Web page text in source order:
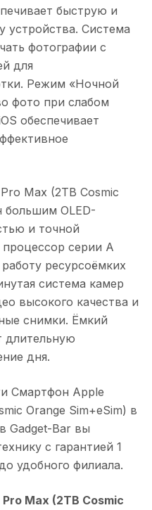
быструю и
устройства. Система
фотографии с
для
Режим «Ночной
фото при слабом
обеспечивает
Max (2TB Cosmic
большим OLED-
и точной
серии A
ресурсоёмких
система камер
высокого качества и
снимки. Ёмкий
длительную
дня.
Смартфон Apple
Orange Sim+eSim) в
Gadget-Bar вы
с гарантией 1
удобного филиала.
Max (2TB Cosmic